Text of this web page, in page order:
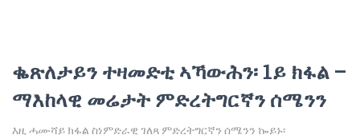
ቈጽለታይን ተዛመድቲ ኣኻውሕን፡ 1ይ ክፋል –
ማእከላዊ መሬታት ምድረትግርኛን ሰሜንን
እዚ ሓሙሻይ ክፋል ስነምድራዊ ገለጻ ምድረትግርኛን ሰሜንን ኰይኑ፡